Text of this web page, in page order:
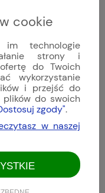
cookie
technologie
strony i
do Twoich
wykorzystanie
i przejść do
do swoich
zgody".
w naszej